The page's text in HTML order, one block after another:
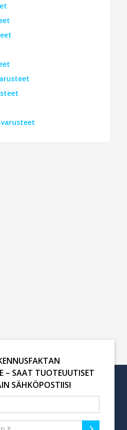
– SAAT TUOTEUUTISET
SÄHKÖPOSTIISI